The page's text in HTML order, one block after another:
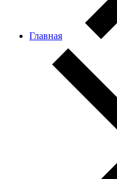
Главная